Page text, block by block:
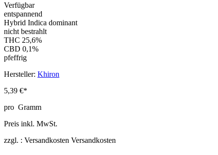
Verfügbar
entspannend
Hybrid Indica dominant
nicht bestrahlt
THC 25,6%
CBD 0,1%
pfeffrig
Hersteller: Khiron
5,39 €*
pro Gramm
Preis inkl. MwSt.
zzgl. : Versandkosten Versandkosten